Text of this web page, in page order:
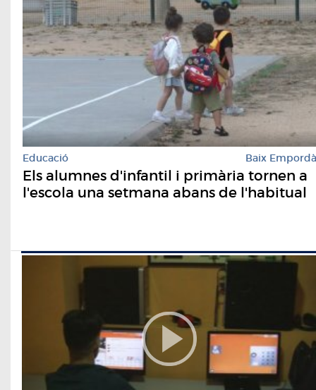
Educació Baix Empordà
Els alumnes d'infantil i primària tornen a
l'escola una setmana abans de l'habitual